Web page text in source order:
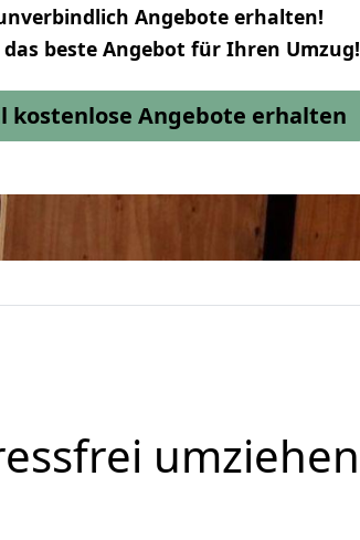
Angebote erhalten!
das beste Angebot für Ihren Umzug!
kostenlose Angebote erhalten
umziehen